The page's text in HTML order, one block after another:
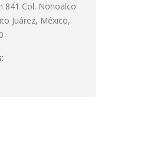
841 Col. Nonoalco
Juárez, México,